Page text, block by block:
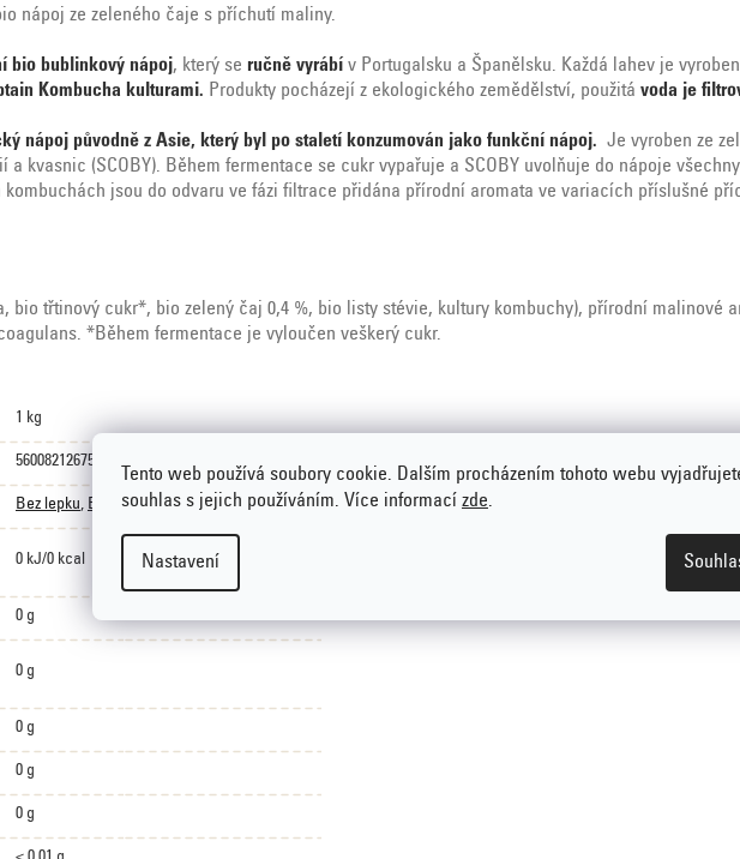
Tento web používá soubory cookie. Dalším procházením tohoto webu
souhlas s jejich používáním. Více informací zde.
Nastavení
nápoj ze zeleného čaje s příchutí maliny.
bio bublinkový nápoj, který se ručně vyrábí v Portugalsku a Španělsku. Každá lahev je
Kombucha kulturami. Produkty pocházejí z ekologického zemědělství, použitá voda je
nápoj původně z Asie, který byl po staletí konzumován jako funkční nápoj. Je vyroben ze
a kvasnic (SCOBY). Během fermentace se cukr vypařuje a SCOBY uvolňuje do nápoje
kombuchách jsou do odvaru ve fázi filtrace přidána přírodní aromata ve variacích příslušné
bio třtinový cukr*, bio zelený čaj 0,4 %, bio listy stévie, kultury kombuchy), přírodní malinové
*Během fermentace je vyloučen veškerý cukr.
1 kg
5600821267528
Bez lepku, Bez palmového tuku
0 kJ/0 kcal
0 g
0 g
0 g
0 g
0 g